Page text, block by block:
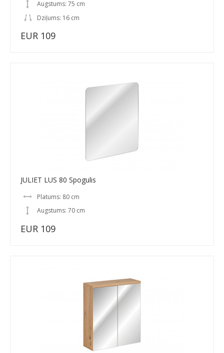
Augstums: 75 cm
Dziļums: 16 cm
EUR 109
JULIET LUS 80 Spogulis
Platums: 80 cm
Augstums: 70 cm
EUR 109